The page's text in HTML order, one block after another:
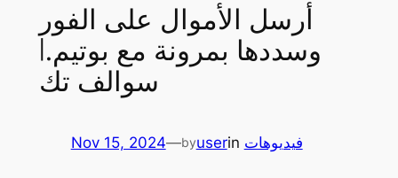
أرسل الأموال على الفور
وسددها بمرونة مع بوتيم.|
سوالف تك
Nov 15, 2024—byuserin فيديوهات